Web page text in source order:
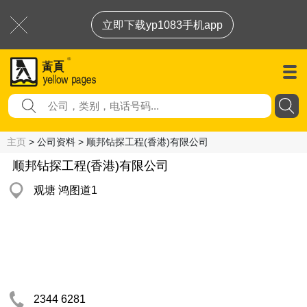
立即下载yp1083手机app
主页 > 公司资料 > 顺邦钻探工程(香港)有限公司
顺邦钻探工程(香港)有限公司
观塘 鸿图道1
2344 6281